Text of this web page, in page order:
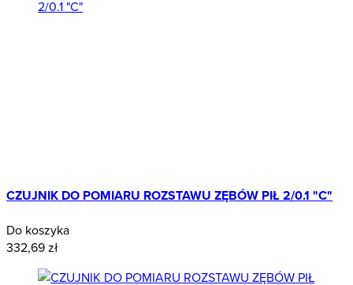
CZUJNIK DO POMIARU ROZSTAWU ZĘBÓW PIŁ 2/0.1 "C"
Do koszyka
332,69 zł